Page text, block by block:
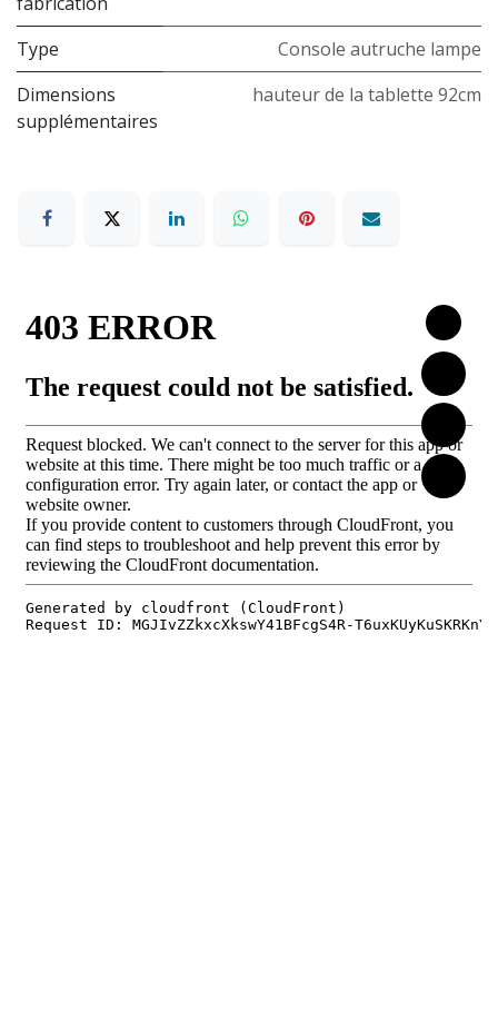
Type
Console autruche lampe
Dimensions
supplémentaires
hauteur de la tablette 92cm